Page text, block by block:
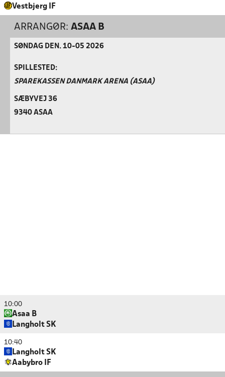
Vestbjerg IF
ARRANGØR: ASAA B
SØNDAG DEN. 10-05 2026
SPILLESTED:
SPAREKASSEN DANMARK ARENA (ASAA)
SÆBYVEJ 36
9340 ASAA
10:00
Asaa B
Langholt SK
10:40
Langholt SK
Aabybro IF